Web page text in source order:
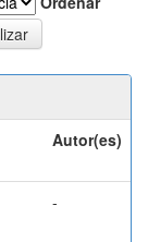
Autor(es)
-